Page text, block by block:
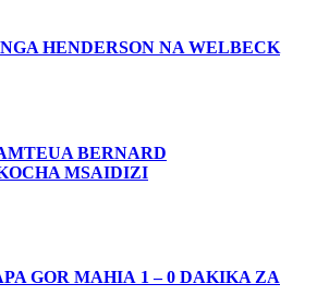
HENDERSON NA WELBECK
BERNARD
MSAIDIZI
GOR MAHIA 1 – 0 DAKIKA ZA